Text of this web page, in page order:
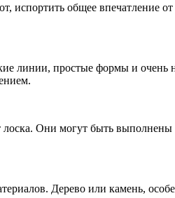
общее впечатление
линии, простые формы и очень
Они могут быть
Дерево или камень,